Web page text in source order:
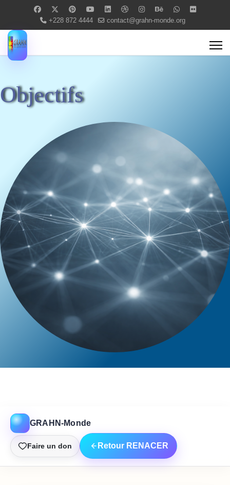
+228 872 4444 contact@grahn-monde.org
Objectifs
GRAHN-Monde
Faire un don Retour RENACER